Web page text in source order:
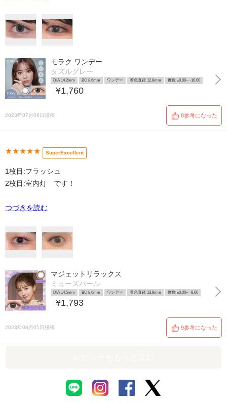
モラク ワンデー
ダズルグレー
DIA 14.2mm BC 8.6mm ワンデー 着色直径 12.8mm 度数 ±0.00~ -10.00
¥1,760
2023年07月06日投稿 8参考になった
★★★★★ SuperExcellent
1枚目:フラッシュ
2枚目:室内灯 です！
つづきを読む
マジェットリラックス
ミューズパール
DIA 14.5mm BC 8.6mm ワンデー 着色直径 13.8mm 度数 ±0.00~ -8.00
¥1,793
2023年08月05日投稿 9参考になった